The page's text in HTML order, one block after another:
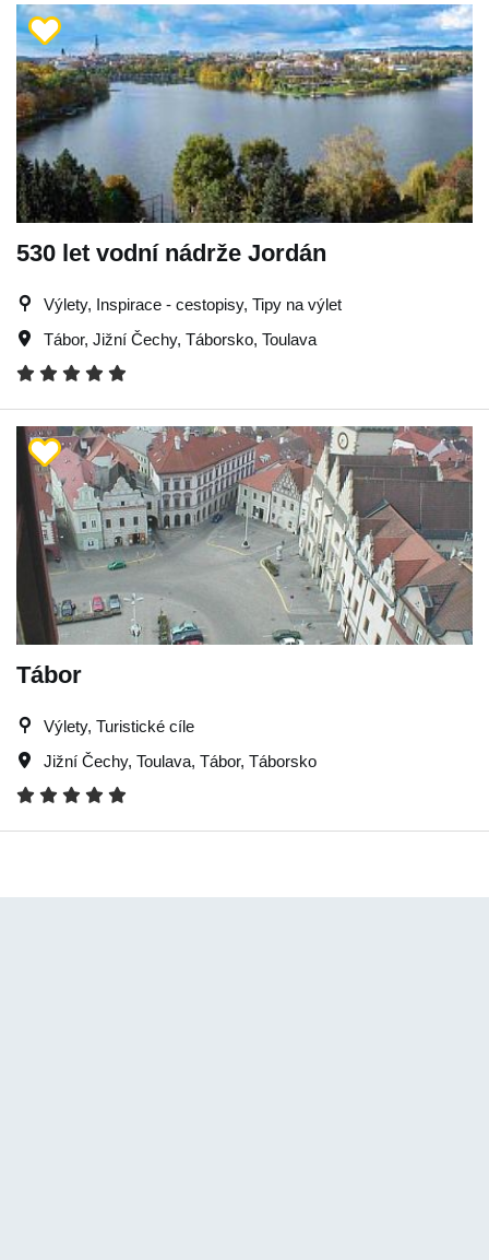
530 let vodní nádrže Jordán
Výlety, Inspirace - cestopisy, Tipy na výlet
Tábor, Jižní Čechy, Táborsko, Toulava
Tábor
Výlety, Turistické cíle
Jižní Čechy, Toulava, Tábor, Táborsko